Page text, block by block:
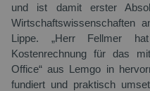
und ist damit erster
Wirtschaftswissenschaften
Lippe. „Herr Fellmer
Kostenrechnung für das
Office“ aus Lemgo in
fundiert und praktisch